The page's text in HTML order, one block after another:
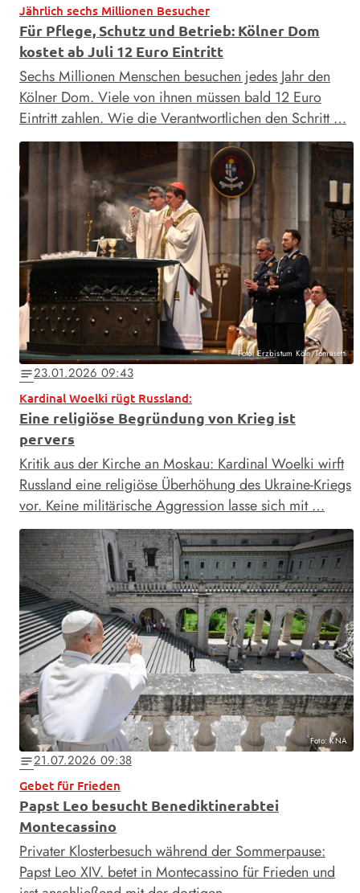
Jährlich sechs Millionen Besucher
Für Pflege, Schutz und Betrieb: Kölner Dom
kostet ab Juli 12 Euro Eintritt
Sechs Millionen Menschen besuchen jedes Jahr den
Kölner Dom. Viele von ihnen müssen bald 12 Euro
Eintritt zahlen. Wie die Verantwortlichen den Schritt …
Foto: Erzbistum Köln/Tomasetti
notes23.01.2026 09:43
Kardinal Woelki rügt Russland:
Eine religiöse Begründung von Krieg ist
pervers
Kritik aus der Kirche an Moskau: Kardinal Woelki wirft
Russland eine religiöse Überhöhung des Ukraine-Kriegs
vor. Keine militärische Aggression lasse sich mit …
Foto: KNA
notes21.07.2026 09:38
Gebet für Frieden
Papst Leo besucht Benediktinerabtei
Montecassino
Privater Klosterbesuch während der Sommerpause:
Papst Leo XIV. betet in Montecassino für Frieden und